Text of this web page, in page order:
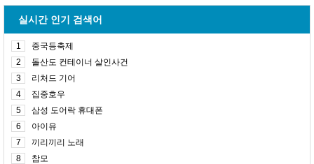
실시간 인기 검색어
1
중국등축제
2
돌산도 컨테이너 살인사건
3
리처드 기어
4
집중호우
5
삼성 도어락 휴대폰
6
아이유
7
끼리끼리 노래
8
참모